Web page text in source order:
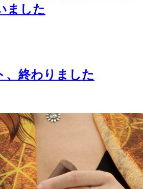
ました
、終わりました